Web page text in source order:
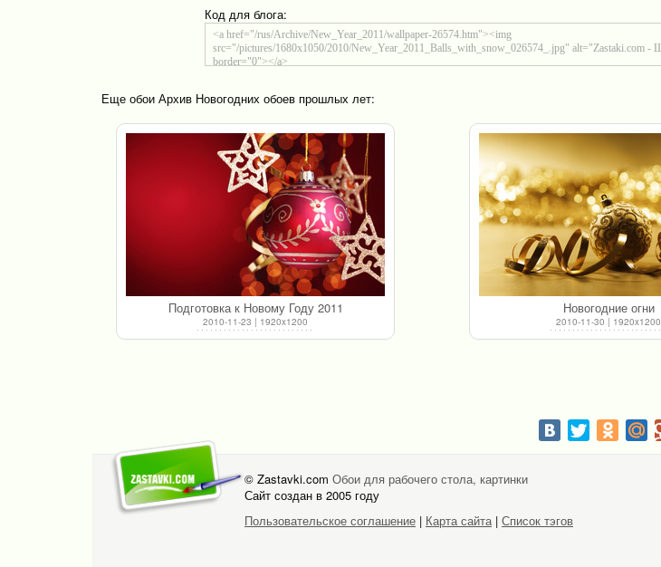
Код для блога:
Еще обои Архив Новогодних обоев прошлых лет:
Подготовка к Новому Году 2011
2010-11-23 | 1920x1200
Новогодние огни
2010-11-30 | 1920x1200
© Zastavki.com Обои для рабочего стола, картинки
Сайт создан в 2005 году
Пользовательское соглашение | Карта сайта | Список тэгов